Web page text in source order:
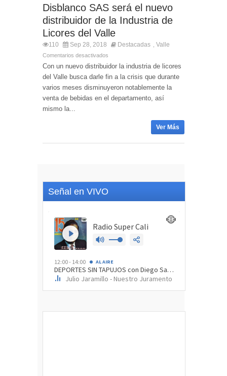
Disblanco SAS será el nuevo
distribuidor de la Industria de
Licores del Valle
110 Sep 28, 2018 Destacadas Valle
Comentarios desactivados
Con un nuevo distribuidor la industria de licores
del Valle busca darle fin a la crisis que durante
varios meses disminuyeron notablemente la
venta de bebidas en el departamento, así
mismo la...
Ver Más
Señal en VIVO